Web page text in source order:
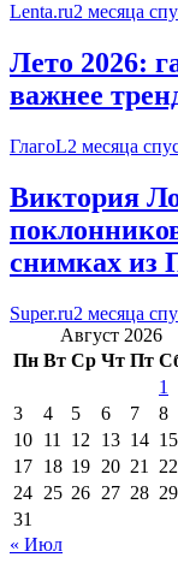
Lenta.ru2 месяца
Лето 2026:
важнее
ГлагоL2 месяца
Виктория
снимках из
Super.ru2 месяца
Август 2026
Пн Вт Ср Чт Пт
1
3
4 5 6 7 8
10 11 12 13 14 15
17 18 19 20 21 22
24 25 26 27 28 29
31
« Июл